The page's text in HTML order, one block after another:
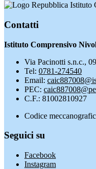
Istituto
Contatti
Istituto Comprensivo
Via Pacinotti s.n.c.,
Tel: 0781-274540
Email:
PEC:
C.F.: 81002810927
Codice
Seguici su
Facebook
Instagram